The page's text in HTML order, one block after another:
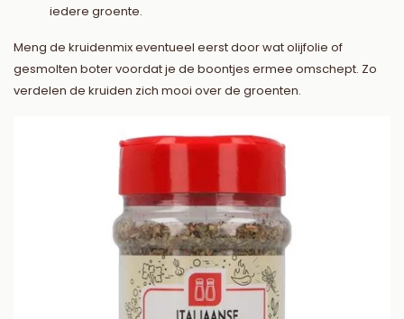
iedere groente.
Meng de kruidenmix eventueel eerst door wat olijfolie of
gesmolten boter voordat je de boontjes ermee omschept. Zo
verdelen de kruiden zich mooi over de groenten.